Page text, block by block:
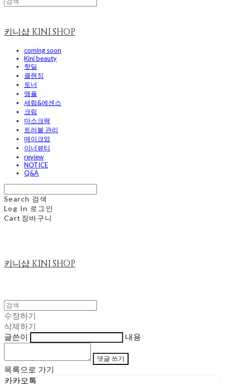
키니샵 KINI SHOP
coming soon
Kini beauty
핫딜
클렌징
토너
앰플
세럼&에센스
크림
마스크팩
트러블 관리
메이크업
이너뷰티
review
NOTICE
Q&A
Search 검색
Log In 로그인
Cart 장바구니
키니샵 KINI SHOP
수정하기
삭제하기
글쓴이
내용
댓글 쓰기
목록으로 가기
카카오톡